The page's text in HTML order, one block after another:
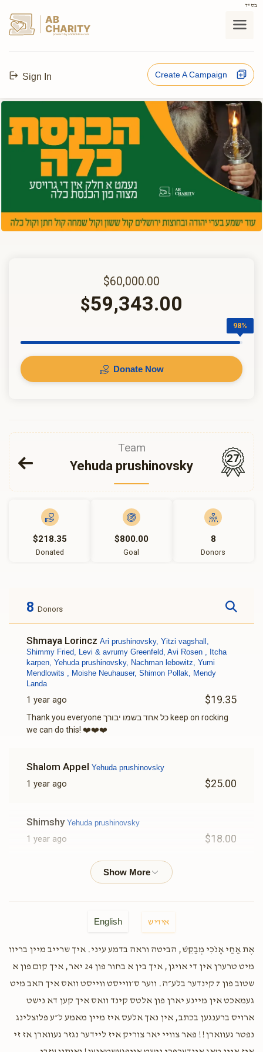
בס"ד
AB
CHARITY
powerd by ahblicklive.com
Sign In Create A Campaign
$60,000.00
$59,343.00
98%
Donate Now
Team
Yehuda prushinovsky
27
$218.35
Donated
$800.00
Goal
8
Donors
8 Donors
Shmaya Lorincz Ari prushinovsky, Yitzi vagshall,
Shimmy Fried, Levi & avrumy Greenfeld, Avi Rosen , Itcha
karpen, Yehuda prushinovsky, Nachman lebowitz, Yumi
Mendlowits , Moishe Neuhauser, Shimon Pollak, Mendy
Landa
1 year ago $19.35
Thank you everyone כל אחד בשמו יבורך keep on rocking
we can do this! ❤️❤️❤️
Shalom Appel Yehuda prushinovsky
1 year ago $25.00
Shimshy Yehuda prushinovsky
1 year ago $18.00
Ari Prushinovsky Yehuda prushinovsky
AnonymousYehuda prushinovsky
1 year ago $18.00
Very few people have your capabilities, it’s just hidden.
Unhide it!
Shulem Friedman Yehuda prushinovsky
English אידיש
אֶת אַחַי אָנֹכִי מְבַקֵּשׁ, הביטה וראה בדמע עיני. איך שרייב מיין בריוו
מיט טרערן אין די אויגן, איך בין א בחור פון 24 יאר, איך קום פון א
שטוב פון 7 קינדער בלע״ה. ווער ס׳ווייסט ווייסט וואס איך האב מיט
געמאכט אין מיינע יארן פון אלטס קינד וואס איך קען דא נישט
ארויס ברענגען בכתב, אין נאך אלעס איז מיין מאמע ל״ע פלוצלינג
נפטר געווארן!! פאר צוויי יאר צוריק איז ליידער נגזר געווארן אז זי